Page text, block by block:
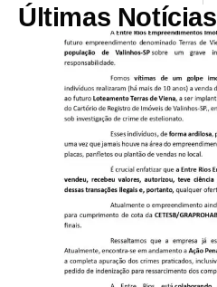
Últimas Notícias